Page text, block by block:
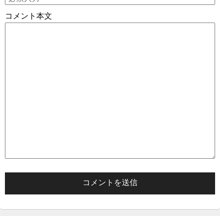
コメント本文